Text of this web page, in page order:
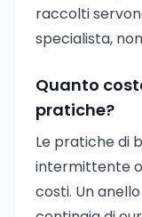
raccolti
specialista,
Quanto
pratiche?
Le pratiche di
intermittente
costi. Un